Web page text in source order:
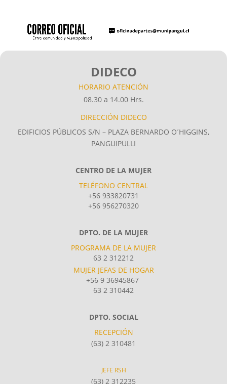
DIDECO
HORARIO ATENCIÓN
08.30 a 14.00 Hrs.
DIRECCIÓN DIDECO
EDIFICIOS PÚBLICOS S/N – PLAZA BERNARDO O´HIGGINS,
PANGUIPULLI
CENTRO DE LA MUJER
TELÉFONO CENTRAL
+56 933820731
+56 956270320
DPTO. DE LA MUJER
PROGRAMA DE LA MUJER
63 2 312212
MUJER JEFAS DE HOGAR
+56 9 36945867
63 2 310442
DPTO. SOCIAL
RECEPCIÓN
(63) 2 310481
JEFE RSH
(63) 2 312235